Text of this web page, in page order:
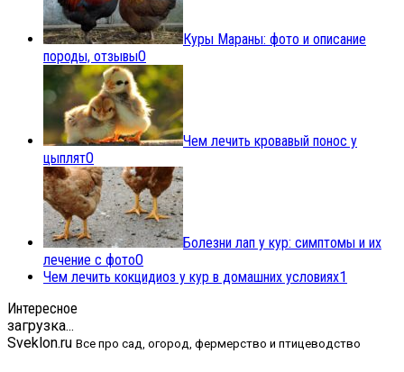
Куры Мараны: фото и описание
породы, отзывы0
Чем лечить кровавый понос у
цыплят0
Болезни лап у кур: симптомы и их
лечение с фото0
Чем лечить кокцидиоз у кур в домашних условиях1
Интересное
загрузка...
Sveklon.ru Все про сад, огород, фермерство и птицеводство